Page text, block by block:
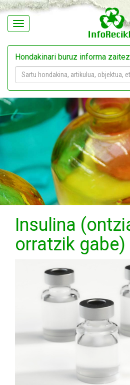
Navegación
Hondakinari buruz informa
Insulina
orratzik gabe)